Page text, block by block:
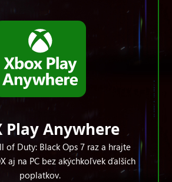
Play Anywhere
of Duty: Black Ops 7 raz a hrajte
aj na PC bez akýchkoľvek ďalších
poplatkov.